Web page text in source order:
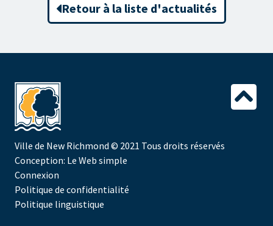
Retour à la liste d'actualités
Ville de New Richmond © 2021 Tous droits réservés
Conception: Le Web simple
Connexion
Politique de confidentialité
Politique linguistique